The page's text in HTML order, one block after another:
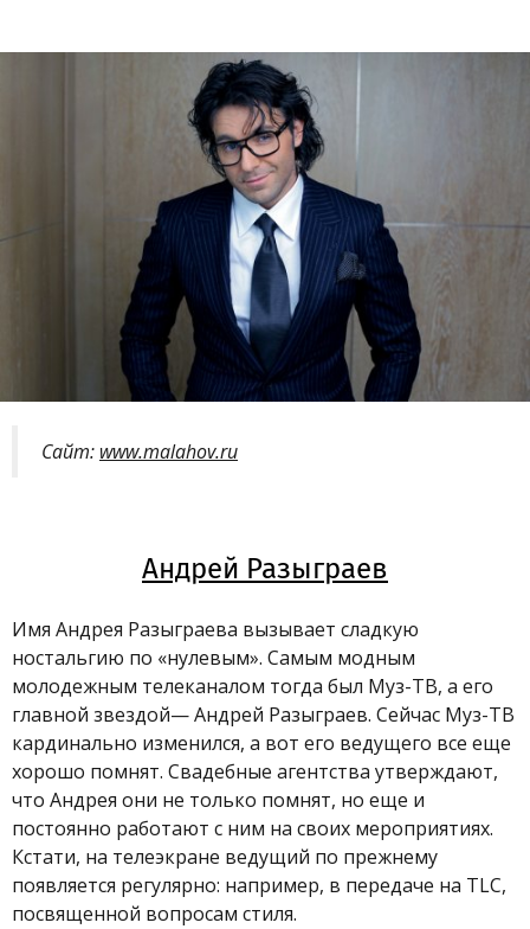
Сайт: www.malahov.ru
Андрей Разыграев
Имя Андрея Разыграева вызывает сладкую
ностальгию по «нулевым». Самым модным
молодежным телеканалом тогда был Муз-ТВ, а его
главной звездой—Андрей Разыграев. Сейчас Муз-ТВ
кардинально изменился, а вот его ведущего все еще
хорошо помнят. Свадебные агентства утверждают,
что Андрея они не только помнят, но еще и
постоянно работают с ним на своих мероприятиях.
Кстати, на телеэкране ведущий по прежнему
появляется регулярно: например, в передаче на TLC,
посвященной вопросам стиля.